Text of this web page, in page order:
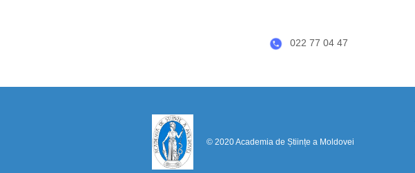
022 77 04 47
© 2020 Academia de Științe a Moldovei